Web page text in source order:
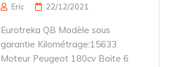
Eric 22/12/2021
Eurotreka QB Modèle sous
garantie Kilométrage:15633
Moteur Peugeot 180cv Boite 6